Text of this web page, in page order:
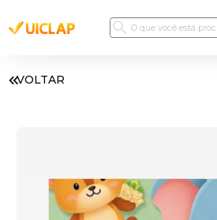
VOLTAR